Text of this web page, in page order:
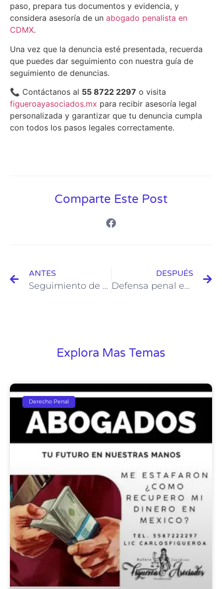
paso, prepara tus documentos y evidencia, y
considera asesoría de un abogado penalista en
CDMX.
Una vez que la denuncia esté presentada, recuerda
que puedes dar seguimiento con nuestra guía de
seguimiento de denuncias.
📞 Contáctanos al 55 8722 2297 o visita
figueroayasociados.mx para recibir asesoría legal
personalizada y garantizar que tu denuncia cumpla
con todos los pasos legales correctamente.
Comparte Este Post
ANTES
Seguimiento de denuncias ministerio publico CDMX
DESPUÉS
Defensa penal en Delitos menores en la Ciudad de México
Explora Mas Temas
Derecho Penal